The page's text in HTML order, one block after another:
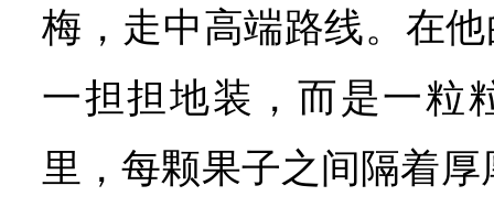
梅，走中高端路线。在
一担担地装，而是一粒
里，每颗果子之间隔着